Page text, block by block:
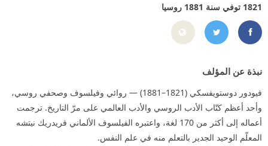
1821 توفي سنة 1881 روسيا
100864843428617
https://twitter.com/dostoevsky_f
نبذة عن المؤلف
فيودور دوستويفسكي (1821–1881) — روائي وفيلسوف وصحفي روسي،
وأحد أعظم كتّاب الأدب الروسي والأدب العالمي على مرّ التاريخ. ترجمت
أعماله إلى أكثر من 170 لغة، واعتبره الفيلسوف الألماني فريدريك نيتشه
المعلّم الوحيد الجدير بالتعلم منه في علم النفس.